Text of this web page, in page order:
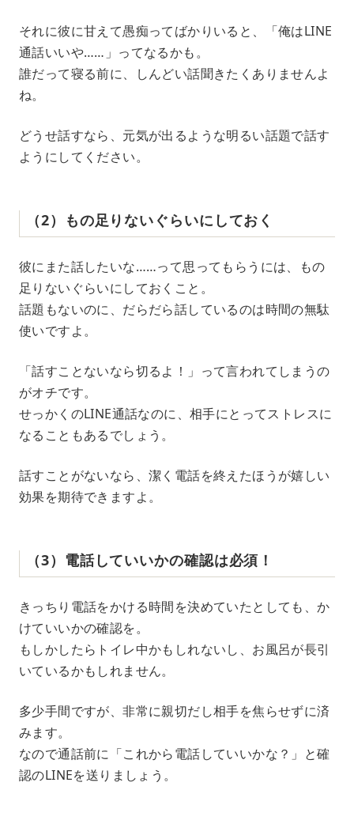
それに彼に甘えて愚痴ってばかりいると、「俺はLINE
通話いいや……」ってなるかも。
誰だって寝る前に、しんどい話聞きたくありませんよ
ね。
どうせ話すなら、元気が出るような明るい話題で話す
ようにしてください。
（2）もの足りないぐらいにしておく
彼にまた話したいな……って思ってもらうには、もの
足りないぐらいにしておくこと。
話題もないのに、だらだら話しているのは時間の無駄
使いですよ。
「話すことないなら切るよ！」って言われてしまうの
がオチです。
せっかくのLINE通話なのに、相手にとってストレスに
なることもあるでしょう。
話すことがないなら、潔く電話を終えたほうが嬉しい
効果を期待できますよ。
（3）電話していいかの確認は必須！
きっちり電話をかける時間を決めていたとしても、か
けていいかの確認を。
もしかしたらトイレ中かもしれないし、お風呂が長引
いているかもしれません。
多少手間ですが、非常に親切だし相手を焦らせずに済
みます。
なので通話前に「これから電話していいかな？」と確
認のLINEを送りましょう。